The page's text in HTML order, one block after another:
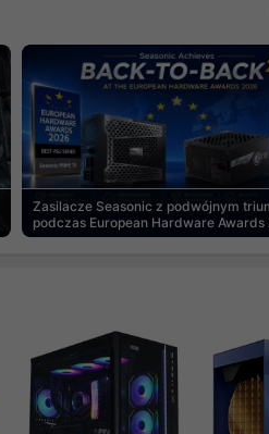
Zasilacze Seasonic z podwójnym
podczas European Hardware Awards